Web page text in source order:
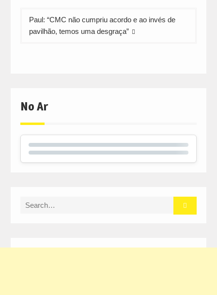
Paul: “CMC não cumpriu acordo e ao invés de
pavilhão, temos uma desgraça”
No Ar
Search